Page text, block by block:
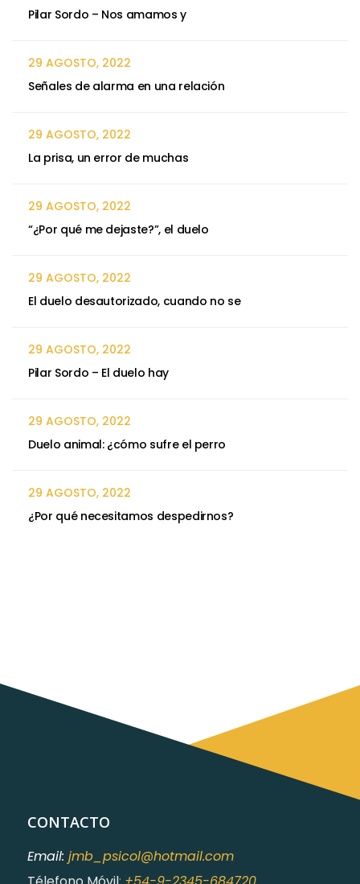
Pilar Sordo – Nos amamos y
29 AGOSTO, 2022
Señales de alarma en una relación
29 AGOSTO, 2022
La prisa, un error de muchas
29 AGOSTO, 2022
“¿Por qué me dejaste?”, el duelo
29 AGOSTO, 2022
El duelo desautorizado, cuando no se
29 AGOSTO, 2022
Pilar Sordo – El duelo hay
29 AGOSTO, 2022
Duelo animal: ¿cómo sufre el perro
29 AGOSTO, 2022
¿Por qué necesitamos despedirnos?
CONTACTO
Email: jmb_psicol@hotmail.com